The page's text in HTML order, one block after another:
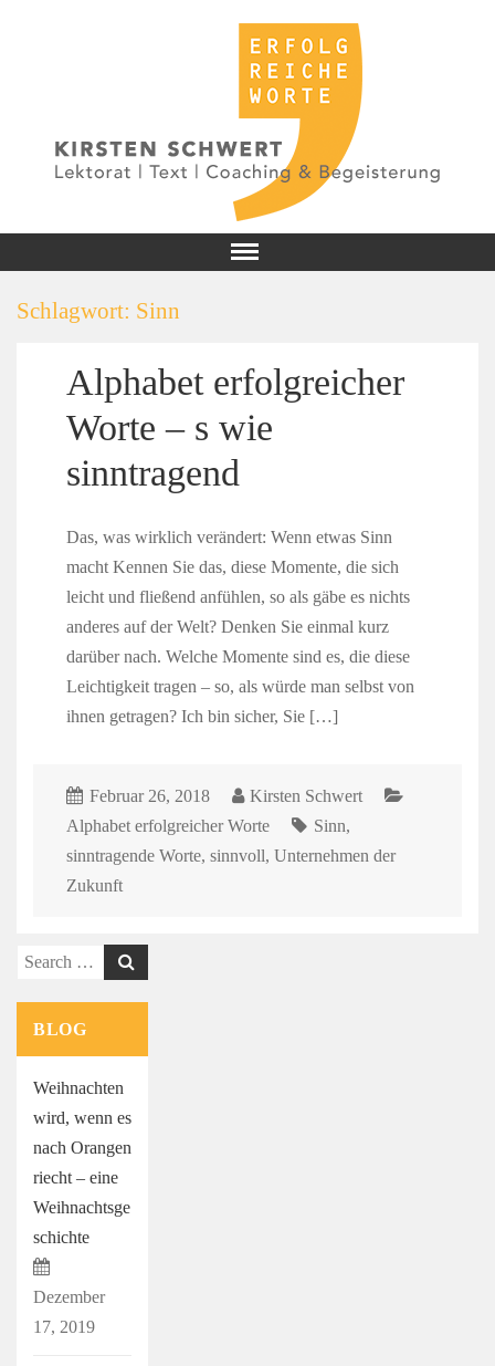
Schlagwort: Sinn
Alphabet erfolgreicher
Worte – s wie
sinntragend
Das, was wirklich verändert: Wenn etwas Sinn
macht Kennen Sie das, diese Momente, die sich
leicht und fließend anfühlen, so als gäbe es nichts
anderes auf der Welt? Denken Sie einmal kurz
darüber nach. Welche Momente sind es, die diese
Leichtigkeit tragen – so, als würde man selbst von
ihnen getragen? Ich bin sicher, Sie […]
Februar 26, 2018
Kirsten Schwert
Alphabet erfolgreicher Worte
Sinn,
sinntragende Worte, sinnvoll, Unternehmen der
Zukunft
Search
BLOG
Weihnachten
wird, wenn es
nach Orangen
riecht – eine
Weihnachtsge
schichte
Dezember
17, 2019